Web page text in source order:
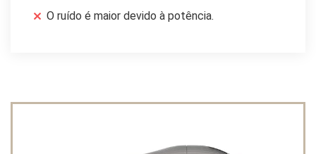
O ruído é maior devido à potência.